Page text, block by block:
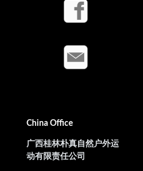
China Office
广西桂林朴真自然户外运
动有限责任公司